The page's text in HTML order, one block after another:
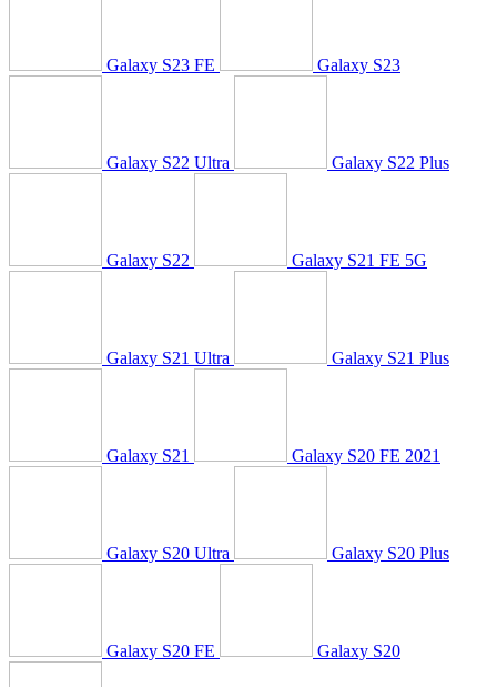
Galaxy S23 FE Galaxy S23
Galaxy S22 Ultra Galaxy S22 Plus
Galaxy S22 Galaxy S21 FE 5G
Galaxy S21 Ultra Galaxy S21 Plus
Galaxy S21 Galaxy S20 FE 2021
Galaxy S20 Ultra Galaxy S20 Plus
Galaxy S20 FE Galaxy S20